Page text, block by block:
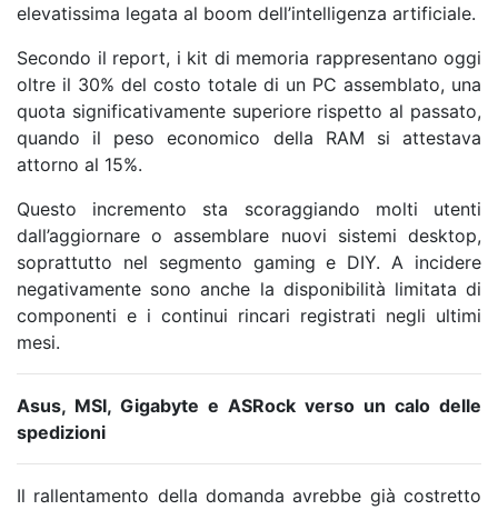
elevatissima legata al boom dell’intelligenza artificiale.
Secondo il report, i kit di memoria rappresentano oggi
oltre il 30% del costo totale di un PC assemblato, una
quota significativamente superiore rispetto al passato,
quando il peso economico della RAM si attestava
attorno al 15%.
Questo incremento sta scoraggiando molti utenti
dall’aggiornare o assemblare nuovi sistemi desktop,
soprattutto nel segmento gaming e DIY. A incidere
negativamente sono anche la disponibilità limitata di
componenti e i continui rincari registrati negli ultimi
mesi.
Asus, MSI, Gigabyte e ASRock verso un calo delle
spedizioni
Il rallentamento della domanda avrebbe già costretto